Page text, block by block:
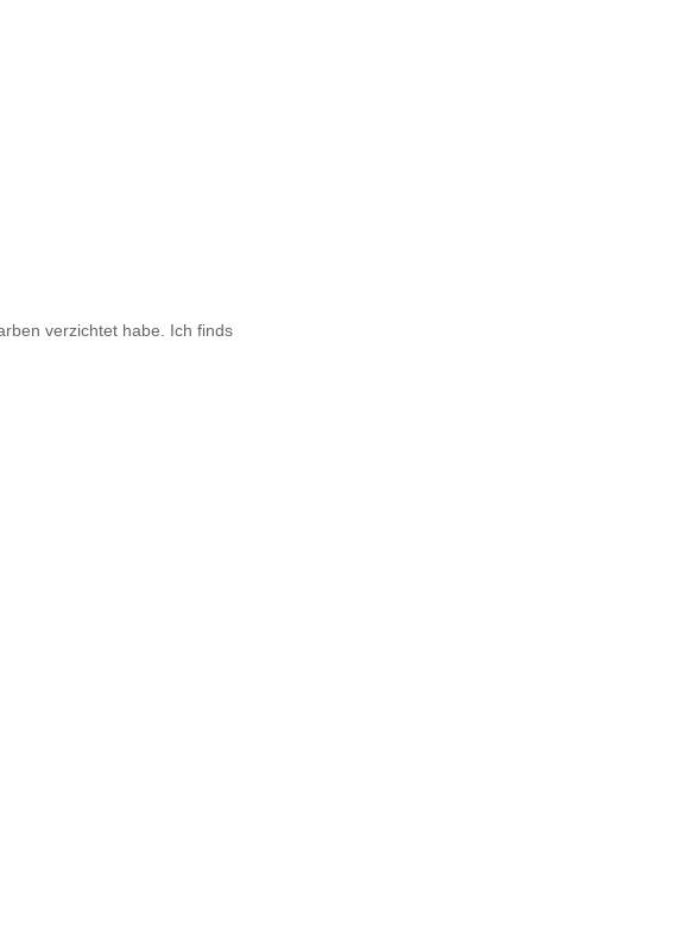
verzichtet habe. Ich finds